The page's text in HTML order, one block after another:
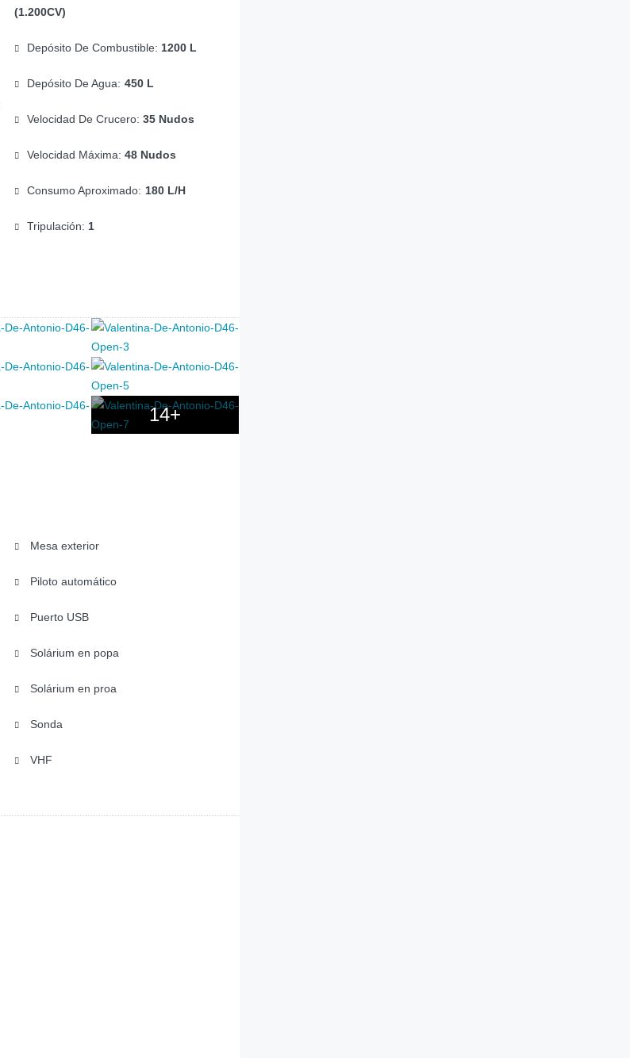
(1.200CV)
Depósito De Combustible: 1200 L
Depósito De Agua: 450 L
Velocidad De Crucero: 35 Nudos
Velocidad Máxima: 48 Nudos
Consumo Aproximado: 180 L/h
Tripulación: 1
14+
Mesa exterior
Piloto automático
Puerto USB
Solárium en popa
Solárium en proa
Sonda
VHF